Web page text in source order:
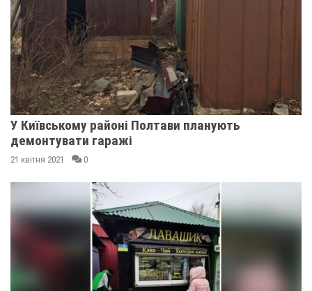
У Київському районі Полтави планують
демонтувати гаражі
21 квітня 2021 0